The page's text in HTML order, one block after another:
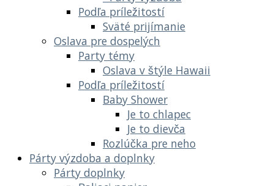
Podľa príležitostí
Sväté prijímanie
Oslava pre dospelých
Party témy
Oslava v štýle Hawaii
Podľa príležitostí
Baby Shower
Je to chlapec
Je to dievča
Rozlúčka pre neho
Párty výzdoba a doplnky
Párty doplnky